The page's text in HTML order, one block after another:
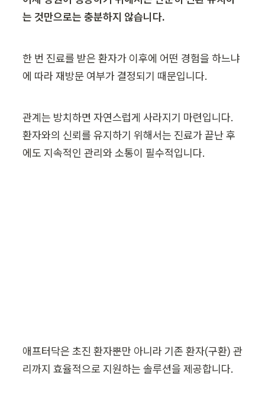
는 것만으로는 충분하지 않습니다.
한 번 진료를 받은 환자가 이후에 어떤 경험을 하느냐
에 따라 재방문 여부가 결정되기 때문입니다.
관계는 방치하면 자연스럽게 사라지기 마련입니다.
환자와의 신뢰를 유지하기 위해서는 진료가 끝난 후
에도 지속적인 관리와 소통이 필수적입니다.
애프터닥은 초진 환자뿐만 아니라 기존 환자(구환) 관
리까지 효율적으로 지원하는 솔루션을 제공합니다.